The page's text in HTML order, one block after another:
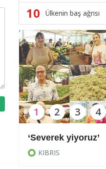
10 Ülkenin baş ağrısı
‘Severek yiyoruz’
KIBRIS
1 2 3 4